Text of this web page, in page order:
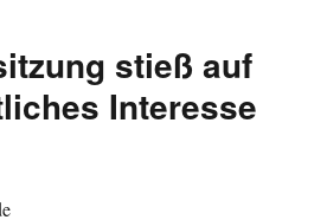
anderen
… stieß auf
Interesse